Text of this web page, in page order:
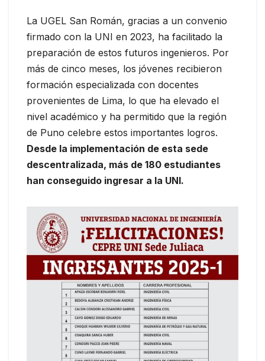
La UGEL San Román, gracias a un convenio
firmado con la UNI en 2023, ha facilitado la
preparación de estos futuros ingenieros. Por
más de cinco meses, los jóvenes recibieron
formación especializada con docentes
provenientes de Lima, lo que ha elevado el
nivel académico y ha permitido que la región
de Puno celebre estos importantes logros.
Desde la implementación de esta sede
descentralizada, más de 180 estudiantes
han conseguido ingresar a la UNI.